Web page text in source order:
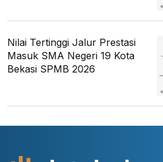
Nilai Tertinggi Jalur Prestasi
Masuk SMA Negeri 19 Kota
Bekasi SPMB 2026